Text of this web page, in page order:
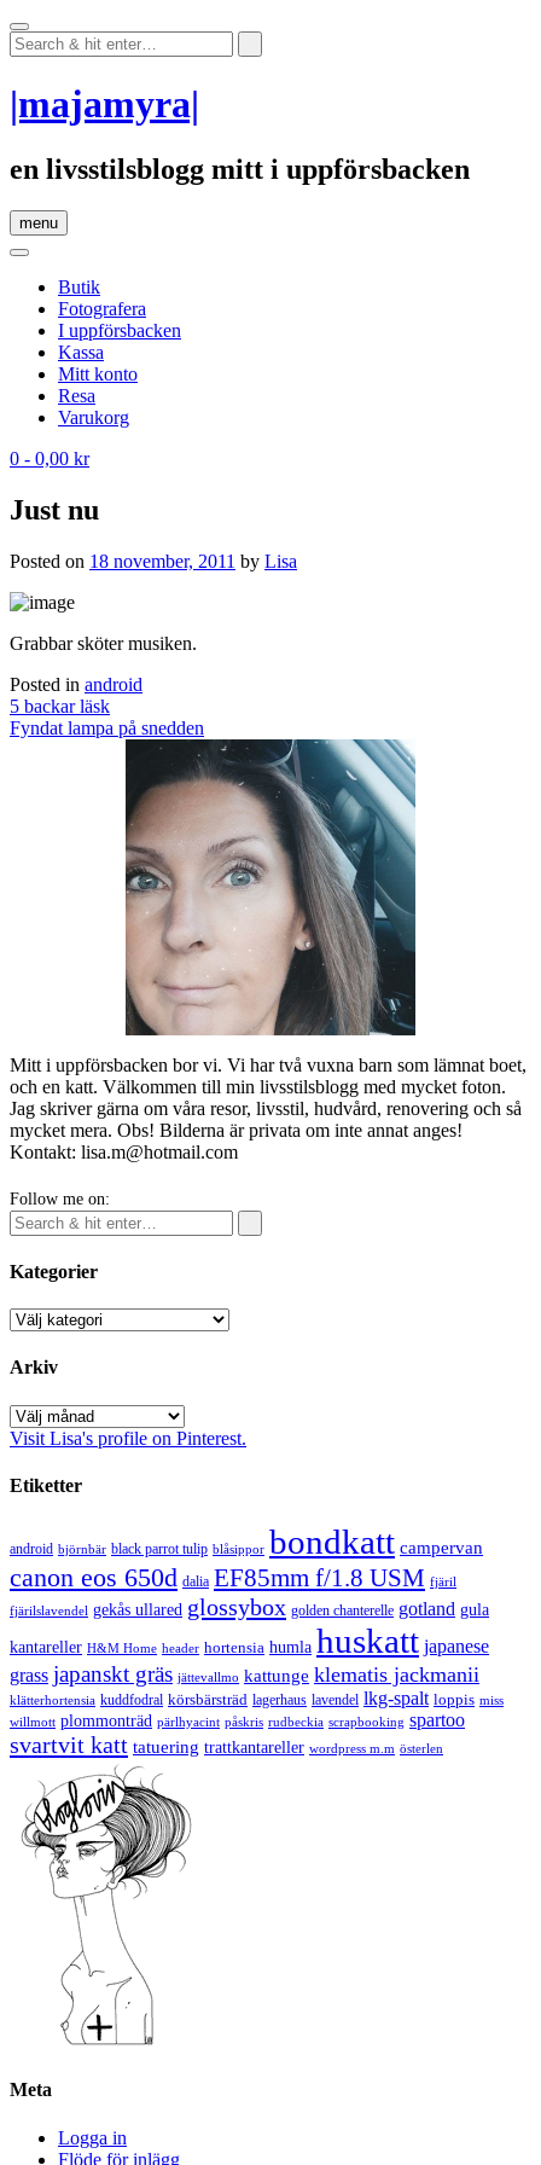
Skip
to
content
|majamyra|
en livsstilsblogg mitt i uppförsbacken
menu
Butik
Fotografera
I uppförsbacken
Kassa
Mitt konto
Resa
Varukorg
0 - 0,00 kr
Just nu
Posted on 18 november, 2011 by Lisa
Grabbar sköter musiken.
Posted in android
Post
navigation
5 backar läsk
Fyndat lampa på snedden
Mitt i uppförsbacken bor vi. Vi har två vuxna barn som lämnat boet,
och en katt. Välkommen till min livsstilsblogg med mycket foton.
Jag skriver gärna om våra resor, livsstil, hudvård, renovering och så
mycket mera. Obs! Bilderna är privata om inte annat anges!
Kontakt: lisa.m@hotmail.com
Follow me on:
Kategorier
Kategorier
Arkiv
Arkiv
Visit Lisa's profile on Pinterest.
Etiketter
android björnbär black parrot tulip blåsippor bondkatt campervan
canon eos 650d dalia EF85mm f/1.8 USM fjäril
fjärilslavendel gekås ullared glossybox golden chanterelle gotland gula
kantareller H&M Home header hortensia humla huskatt japanese
grass japanskt gräs jättevallmo kattunge klematis jackmanii
klätterhortensia kuddfodral körsbärsträd lagerhaus lavendel lkg-spalt loppis miss
willmott plommonträd pärlhyacint påskris rudbeckia scrapbooking spartoo
svartvit katt tatuering trattkantareller wordpress m.m österlen
Meta
Logga in
Flöde för inlägg